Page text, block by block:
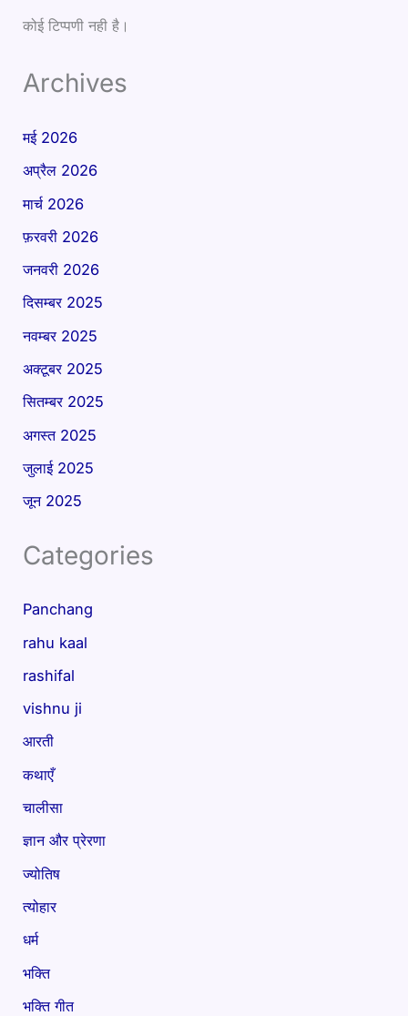
कोई टिप्पणी नही है।
Archives
मई 2026
अप्रैल 2026
मार्च 2026
फ़रवरी 2026
जनवरी 2026
दिसम्बर 2025
नवम्बर 2025
अक्टूबर 2025
सितम्बर 2025
अगस्त 2025
जुलाई 2025
जून 2025
Categories
Panchang
rahu kaal
rashifal
vishnu ji
आरती
कथाएँ
चालीसा
ज्ञान और प्रेरणा
ज्योतिष
त्योहार
धर्म
भक्ति
भक्ति गीत